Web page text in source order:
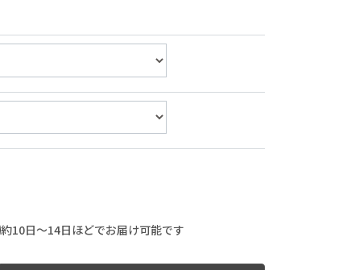
約10日～14日ほどでお届け可能です